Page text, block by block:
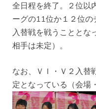
全日程を終了。２位以
ーグの11位か１２位の
入替戦を戦うこととな
相手は未定）。
なお、ＶＩ・Ｖ２入替
定となっている（会場